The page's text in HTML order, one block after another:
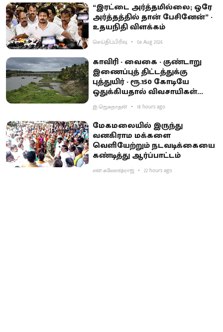
“இரட்டை அர்த்தமில்லை; ஒரே
அர்த்தத்தில் தான் பேசினேன்” -
உதயநிதி விளக்கம்
செய்திப்பிரிவு 04 Aug 2026
காவிரி - வைகை - குண்டாறு
இணைப்புத் திட்டத்துக்கு
புத்துயிர் - ரூ.150 கோடியே
ஒதுக்கியதால் விவசாயிகள்
ஏமாற்றம்
இ.ஜெகநாதன் 18 hours ago
மேகமலையில் இருந்து
வனகிராம மக்களை
வெளியேற்றும் நடவடிக்கையை
கண்டித்து ஆர்ப்பாட்டம்
என்.கணேஷ்ராஜ் 22 hours ago